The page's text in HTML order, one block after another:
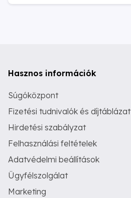
Hasznos információk
Súgóközpont
Fizetési tudnivalók és díjtáblázat
Hirdetési szabályzat
Felhasználási feltételek
Adatvédelmi beállítások
Ügyfélszolgálat
Marketing